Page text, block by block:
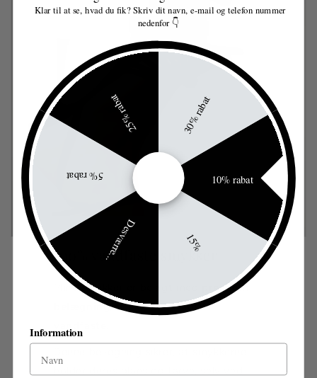
100% vandfaste smykker
Mine smykker er belagt med
premium
belægning, der gør dem100%
Klar til at se, hvad du fik? Skriv dit navn, e-mail og telefon nummer
nedenfor 👇
30% rabat
10% rabat
15%
Desværre...
5% rabat
25% rabat
Information